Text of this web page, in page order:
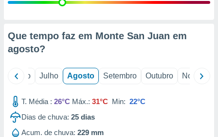
através
estudos
Que tempo faz em Monte San Juan em
agosto?
Junho Julho Agosto Setembro Outubro Novembro
T. Média : 26°C Máx.: 31°C Min: 22°C
Dias de chuva: 25 dias
Acum. de chuva: 229 mm